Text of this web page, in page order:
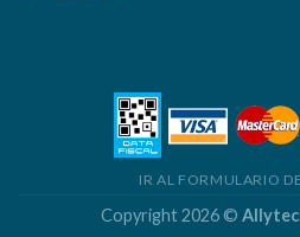
IR AL FORMULARIO
Copyright 2026 ©